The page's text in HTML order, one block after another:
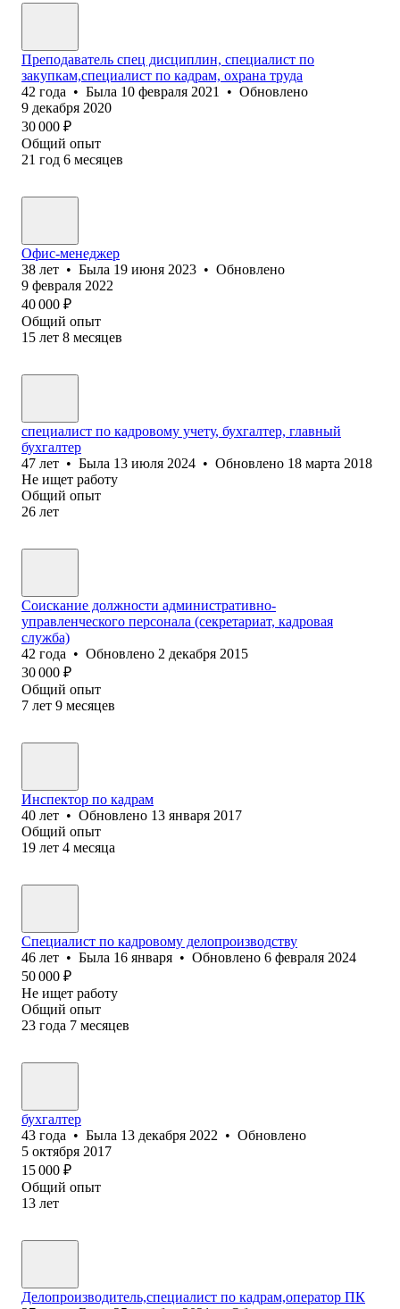
Преподаватель спец дисциплин, специалист по
закупкам,специалист по кадрам, охрана труда
42 года • Была 10 февраля 2021 • Обновлено
9 декабря 2020
30 000 ₽
Общий опыт
21 год 6 месяцев
Офис-менеджер
38 лет • Была 19 июня 2023 • Обновлено
9 февраля 2022
40 000 ₽
Общий опыт
15 лет 8 месяцев
специалист по кадровому учету, бухгалтер, главный
бухгалтер
47 лет • Была 13 июля 2024 • Обновлено 18 марта 2018
Не ищет работу
Общий опыт
26 лет
Соискание должности административно-
управленческого персонала (секретариат, кадровая
служба)
42 года • Обновлено 2 декабря 2015
30 000 ₽
Общий опыт
7 лет 9 месяцев
Инспектор по кадрам
40 лет • Обновлено 13 января 2017
Общий опыт
19 лет 4 месяца
Специалист по кадровому делопроизводству
46 лет • Была 16 января • Обновлено 6 февраля 2024
50 000 ₽
Не ищет работу
Общий опыт
23 года 7 месяцев
бухгалтер
43 года • Была 13 декабря 2022 • Обновлено
5 октября 2017
15 000 ₽
Общий опыт
13 лет
Делопроизводитель,специалист по кадрам,оператор ПК